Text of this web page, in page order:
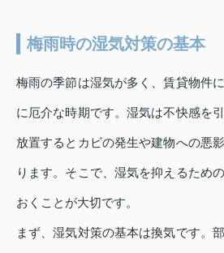
梅雨時の湿気対策の基本
梅雨の季節は湿気が多く、賃貸物件
に厄介な時期です。湿気は不快感を
放置するとカビの発生や建物への悪
ります。そこで、湿気を抑えるため
おくことが大切です。
まず、湿気対策の基本は換気です。